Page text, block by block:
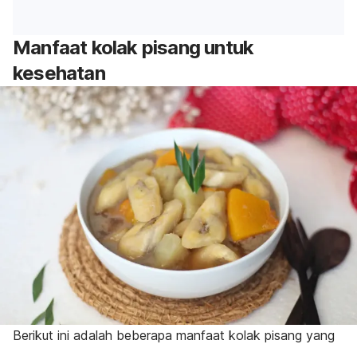
Manfaat kolak pisang untuk
kesehatan
Berikut ini adalah beberapa manfaat kolak pisang yang